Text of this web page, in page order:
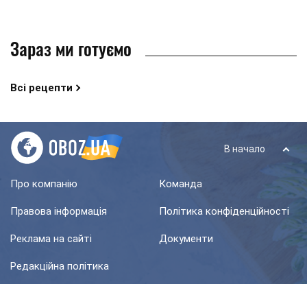
Зараз ми готуємо
Всі рецепти
В начало
Про компанію Команда
Правова інформація Політика конфіденційності
Реклама на сайті Документи
Редакційна політика